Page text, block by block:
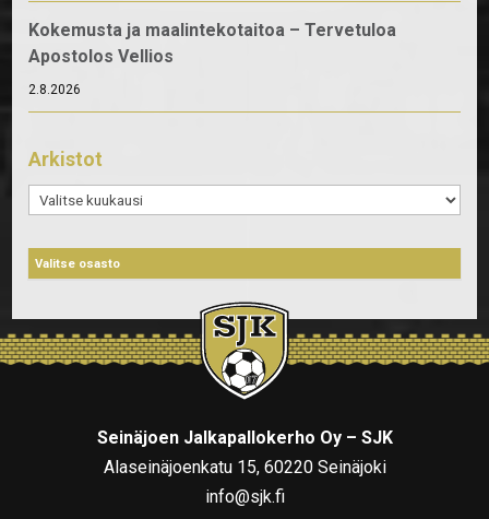
Kokemusta ja maalintekotaitoa – Tervetuloa
Apostolos Vellios
2.8.2026
Arkistot
Arkistot
Seinäjoen Jalkapallokerho Oy – SJK
Alaseinäjoenkatu 15, 60220 Seinäjoki
info@sjk.fi